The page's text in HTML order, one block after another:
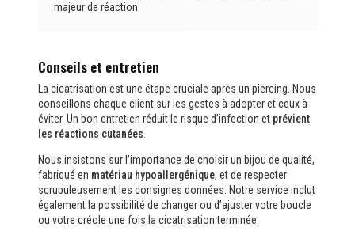
majeur de réaction.
Conseils et entretien
La cicatrisation est une étape cruciale après un piercing. Nous
conseillons chaque client sur les gestes à adopter et ceux à
éviter. Un bon entretien réduit le risque d’infection et prévient
les réactions cutanées
Nous insistons sur l’importance de choisir un bijou de qualité,
fabriqué en matériau hypoallergénique, et de respecter
scrupuleusement les consignes données. Notre service inclut
également la possibilité de changer ou d’ajuster votre boucle
ou votre créole une fois la cicatrisation terminée.